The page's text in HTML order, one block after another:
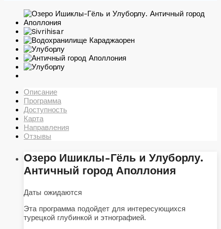
Описание
Программа
Доступность
Карта
Направления
Отзывы
Озеро Ишиклы-Гёль и Улуборлу.
Античный город Аполлония
Даты ожидаются
Эта программа подойдет для интересующихся
турецкой глубинкой и этнографией.